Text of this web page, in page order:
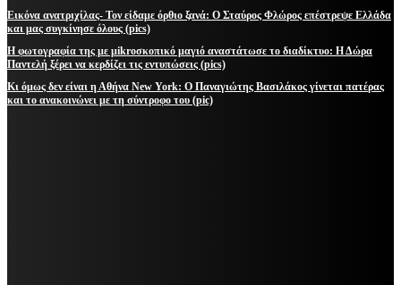
Εικόνα ανατριχίλας- Τον είδαμε όρθιο ξανά: Ο Σταύρος Φλώρος επέστρεψε Ελλάδα
και μας συγκίνησε όλους (pics)
Η φωτογραφία της με μikroσκοπικό μαγιό αναστάτωσε το διαδίκτυο: Η Δώρα
Παντελή ξέρει να κερδίζει τις εντυπώσεις (pics)
Κι όμως δεν είναι η Αθήνα New York: Ο Παναγιώτης Βασιλάκος γίνεται πατέρας
και το ανακοινώνει με τη σύντροφο του (pic)